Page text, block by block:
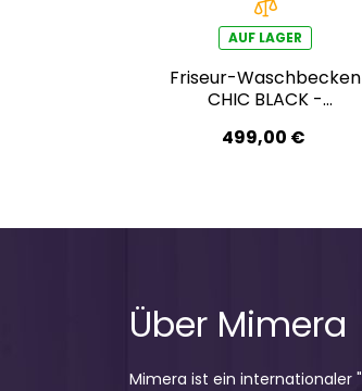
AUF LAGER
Friseur-Waschbecken
CHIC BLACK -
499,00 €
Über Mimera
Mimera ist ein internationaler